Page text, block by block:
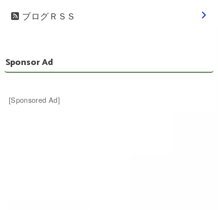
ブログＲＳＳ
Sponsor Ad
[Sponsored Ad]